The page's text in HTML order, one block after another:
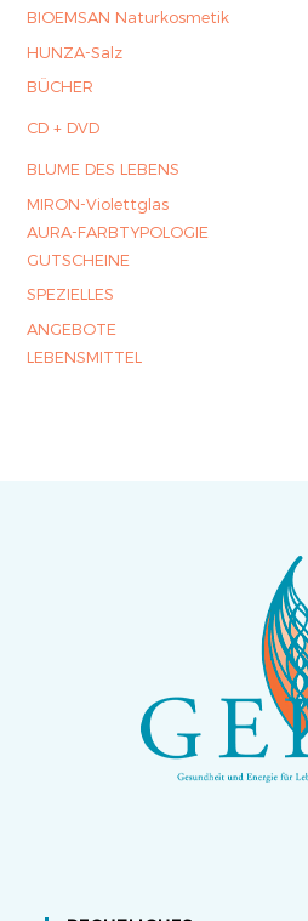
BIOEMSAN Naturkosmetik
HUNZA-Salz
BÜCHER
CD + DVD
BLUME DES LEBENS
MIRON-Violettglas
AURA-FARBTYPOLOGIE
GUTSCHEINE
SPEZIELLES
ANGEBOTE
LEBENSMITTEL